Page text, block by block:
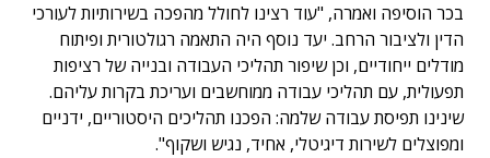
בכר הוסיפה ואמרה, "עוד רצינו לחולל מהפכה בשירותיות לעורכי
הדין ולציבור הרחב. יעד נוסף היה התאמה רגולטורית ופיתוח
מודלים ייחודיים, וכן שיפור תהליכי העבודה ובנייה של רציפות
תפעולית, עם תהליכי עבודה ממוחשבים ועריכת בקרות עליהם.
שינינו תפיסת עבודה שלמה: הפכנו תהליכים היסטוריים, ידניים
ומפוצלים לשירות דיגיטלי, אחיד, נגיש ושקוף".